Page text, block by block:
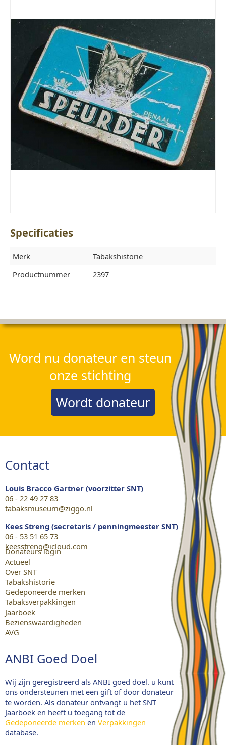
Specificaties
Merk
Tabakshistorie
Productnummer
2397
Word nu donateur en steun
onze stichting
Wordt donateur
Contact
Louis Bracco Gartner (voorzitter SNT)
06 - 22 49 27 83
tabaksmuseum@ziggo.nl
Kees Streng (secretaris / penningmeester SNT)
06 - 53 51 65 73
keesstreng@icloud.com
Donateurs login
Actueel
Over SNT
Tabakshistorie
Gedeponeerde merken
Tabaksverpakkingen
Jaarboek
Bezienswaardigheden
AVG
ANBI Goed Doel
Wij zijn geregistreerd als ANBI goed doel. u kunt
ons ondersteunen met een gift of door donateur
te worden. Als donateur ontvangt u het SNT
Jaarboek en heeft u toegang tot de
Gedeponeerde merken en Verpakkingen
database.